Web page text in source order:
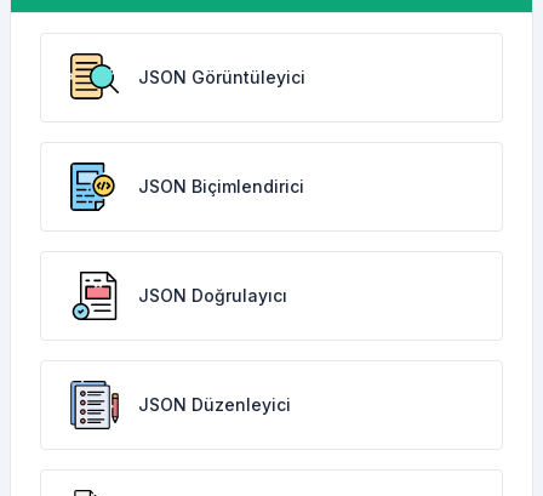
JSON Görüntüleyici
JSON Biçimlendirici
JSON Doğrulayıcı
JSON Düzenleyici